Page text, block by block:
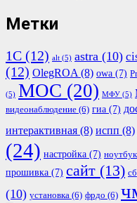
Метки
1С (12) alt (5) astra (10)
(12) OlegROA (8) owa (7)
(5) МОС (20) МФУ (5)
видеонаблюдение (6) гиа (7)
интерактивная (8) испп (8)
(24) настройка (7) ноутбук
прошивка (7) сайт (13)
(10) установка (6) фрдо (6)